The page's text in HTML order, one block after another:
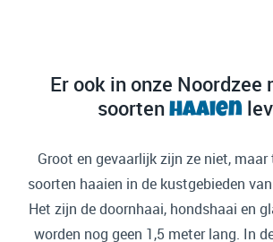
Er ook in onze Noordzee
soorten haaien
Groot en gevaarlijk zijn ze niet, maar
soorten haaien in de kustgebieden
Het zijn de doornhaai, hondshaai en
worden nog geen 1,5 meter lang. In